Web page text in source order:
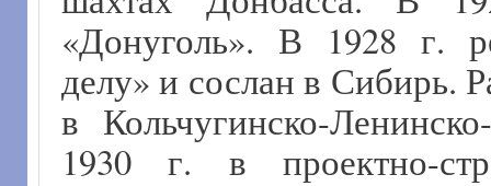
«Донуголь». В 1928 г.
делу» и сослан в Сибирь.
в Кольчугинско-
1930 г. в проектно-